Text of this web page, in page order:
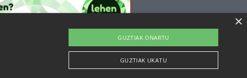
×
GUZTIAK ONARTU
GUZTIAK UKATU